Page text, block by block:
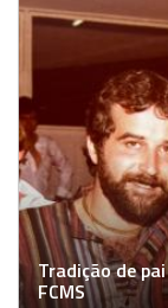
Tradição de
FCMS